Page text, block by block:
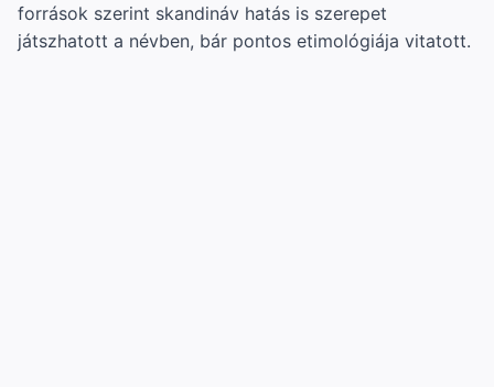
források szerint skandináv hatás is szerepet
játszhatott a névben, bár pontos etimológiája vitatott.